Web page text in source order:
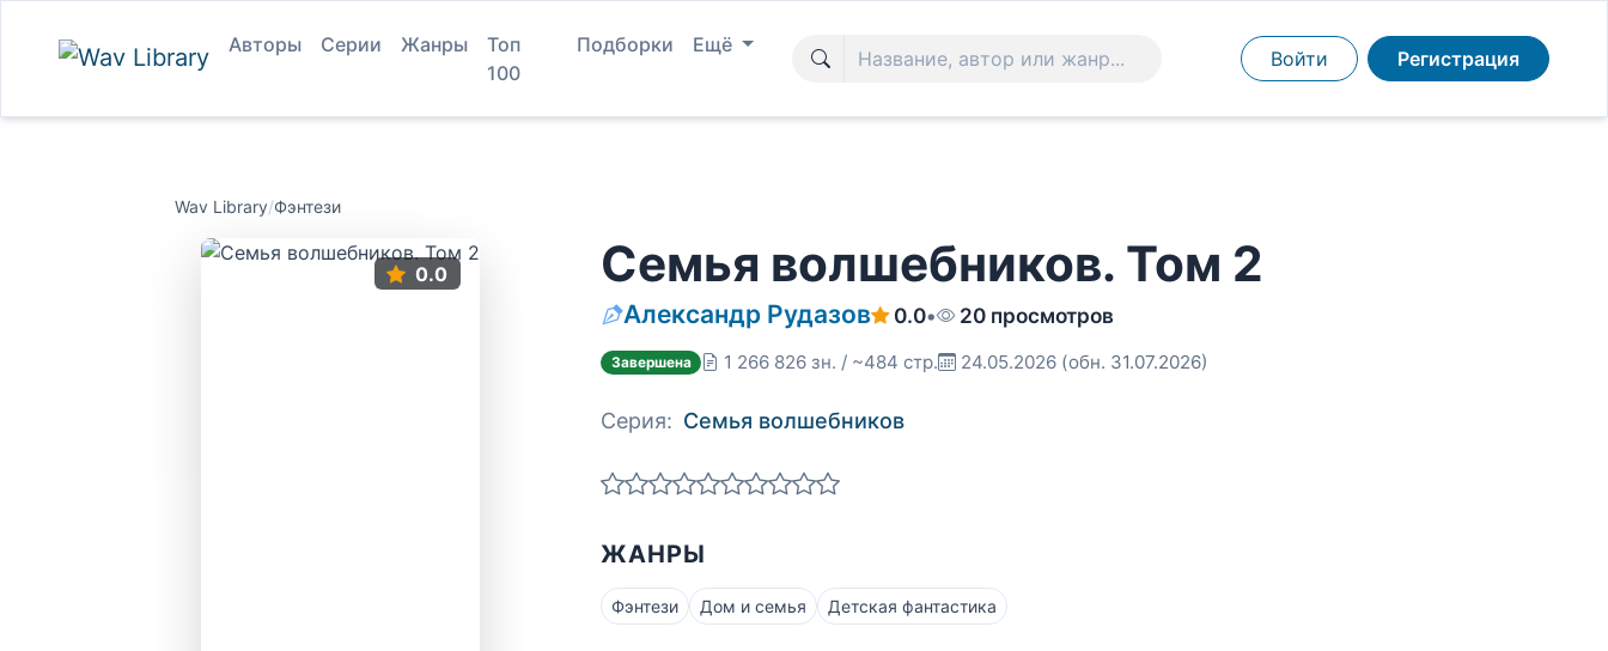
Авторы Серии Жанры
Топ
100
Подборки Ещё
Войти Регистрация
Wav Library/Фэнтези
0.0 Семья волшебников. Том 2
Александр Рудазов 0.0• 20 просмотров
Завершена 1 266 826 зн. / ~484 стр. 24.05.2026 (обн. 31.07.2026)
Серия: Семья волшебников
ЖАНРЫ
Фэнтези Дом и семья Детская фантастика